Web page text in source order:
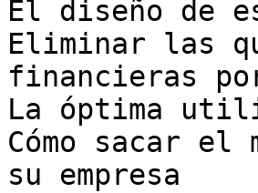
El diseño de
Eliminar las
financieras
La óptima
Cómo sacar el
su empresa